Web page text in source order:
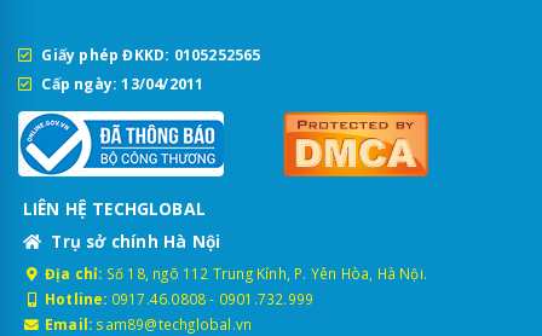
Giấy phép ĐKKD: 0105252565
Cấp ngày: 13/04/2011
LIÊN HỆ TECHGLOBAL
Trụ sở chính Hà Nội
Địa chỉ: Số 18, ngõ 112 Trung Kính, P. Yên Hòa, Hà Nội.
Hotline: 0917.46.0808- 0901.732.999
Email: sam89@techglobal.vn